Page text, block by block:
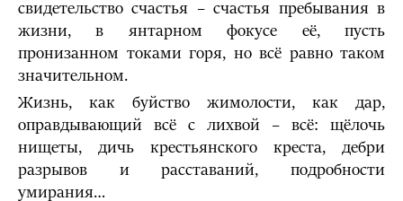
свидетельство счастья – счастья пребывания в
жизни, в янтарном фокусе её, пусть
пронизанном токами горя, но всё равно таком
значительном.
Жизнь, как буйство жимолости, как дар,
оправдывающий всё с лихвой – всё: щёлочь
нищеты, дичь крестьянского креста, дебри
разрывов и расставаний, подробности
умирания…